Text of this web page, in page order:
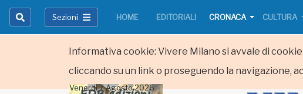
Informativa cookie: Vivere Milano si avvale di
cliccando su un link o proseguendo la navigazione,
Sezioni HOME EDITORIALI CRONACA CULTURA
Venerdi 7 Agosto 2026